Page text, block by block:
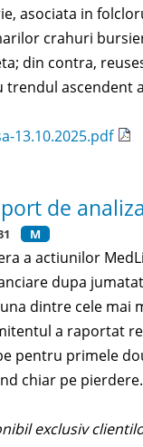
asociata in
crahuri
din contra,
trendul ascendent
13.10.2025.pdf
de
M
a actiunilor
dupa
dintre cele mai
a raportat
pentru primele
chiar pe pierdere.
exclusiv